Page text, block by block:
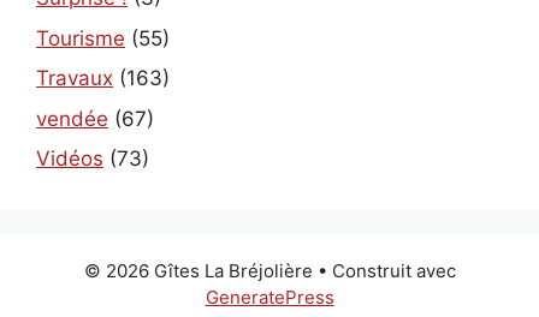
Tourisme (55)
Travaux (163)
vendée (67)
Vidéos (73)
© 2026 Gîtes La Bréjolière • Construit avec
GeneratePress